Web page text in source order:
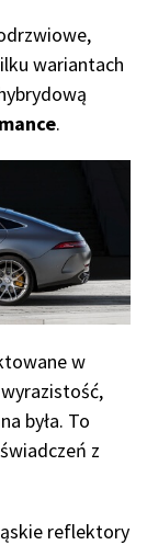
wariantach
.
w
była. To
z
reflektory